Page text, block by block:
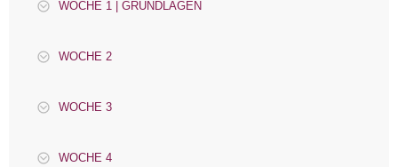
WOCHE 1 | GRUNDLAGEN
WOCHE 2
WOCHE 3
WOCHE 4